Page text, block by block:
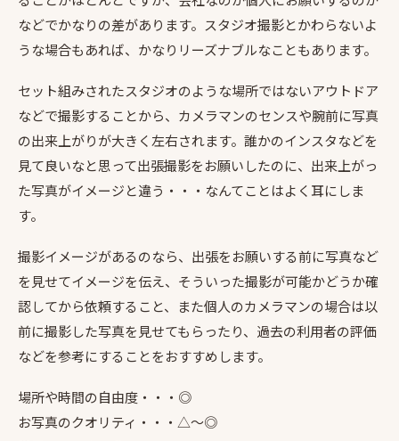
などでかなりの差があります。スタジオ撮影とかわらないよ
うな場合もあれば、かなりリーズナブルなこともあります。
セット組みされたスタジオのような場所ではないアウトドア
などで撮影することから、カメラマンのセンスや腕前に写真
の出来上がりが大きく左右されます。誰かのインスタなどを
見て良いなと思って出張撮影をお願いしたのに、出来上がっ
た写真がイメージと違う・・・なんてことはよく耳にしま
す。
撮影イメージがあるのなら、出張をお願いする前に写真など
を見せてイメージを伝え、そういった撮影が可能かどうか確
認してから依頼すること、また個人のカメラマンの場合は以
前に撮影した写真を見せてもらったり、過去の利用者の評価
などを参考にすることをおすすめします。
場所や時間の自由度・・・◎
お写真のクオリティ・・・△〜◎